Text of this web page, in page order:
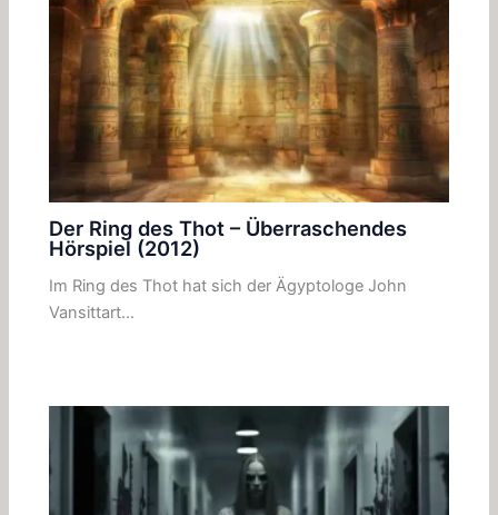
Der Ring des Thot – Überraschendes
Hörspiel (2012)
Im Ring des Thot hat sich der Ägyptologe John
Vansittart…